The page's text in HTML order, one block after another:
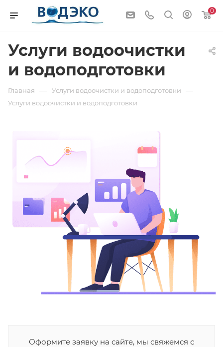
0
Услуги водоочистки
и водоподготовки
Главная — Услуги водоочистки и водоподготовки —
Услуги водоочистки и водоподготовки
Оформите заявку на сайте, мы свяжемся с